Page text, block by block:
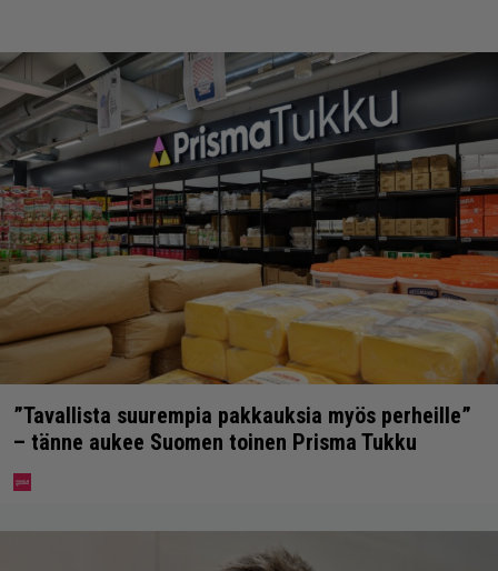
”Tavallista suurempia pakkauksia myös perheille”
– tänne aukee Suomen toinen Prisma Tukku